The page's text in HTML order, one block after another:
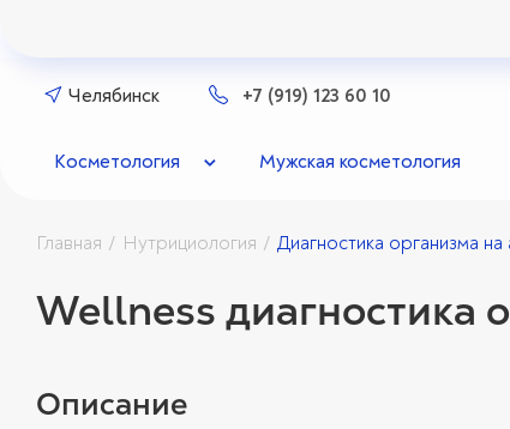
Челябинск +7 (919) 123 60 10
Косметология Мужская косметология
Главная / Нутрициология / Диагностика организма
Wellness диагностика
Описание